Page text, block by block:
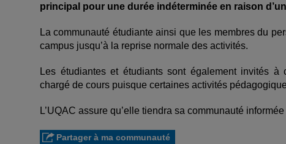
principal pour une durée indéterminée en raison
La communauté étudiante ainsi que les membres du
campus jusqu’à la reprise normale des activités.
Les étudiantes et étudiants sont également invités
chargé de cours puisque certaines activités
L’UQAC assure qu’elle tiendra sa communauté
Partager à ma communauté